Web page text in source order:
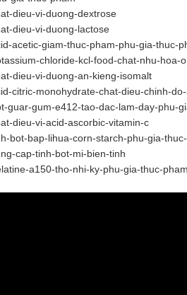
dieu-vi-duong-dextrose
dieu-vi-duong-lactose
acetic-giam-thuc-pham-phu-gia-thuc-
chloride-kcl-food-chat-nhu-hoa-
dieu-vi-duong-an-kieng-isomalt
citric-monohydrate-chat-dieu-chinh-
guar-gum-e412-tao-dac-lam-day-phu-
dieu-vi-acid-ascorbic-vitamin-c
bot-bap-lihua-corn-starch-phu-gia-
cap-tinh-bot-mi-bien-tinh
a150-tho-nhi-ky-phu-gia-thuc-